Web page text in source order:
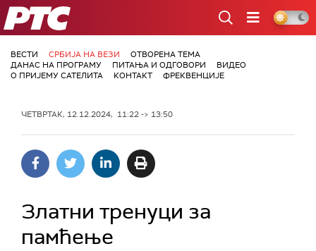
РТС
ВЕСТИ СРБИЈА НА ВЕЗИ
ОТВОРЕНА ТЕМА
ДАНАС НА ПРОГРАМУ
ПИТАЊА И ОДГОВОРИ
ВИДЕО
О ПРИЈЕМУ САТЕЛИТА
КОНТАКТ ФРЕКВЕНЦИЈЕ
ЧЕТВРТАК, 12.12.2024, 11:22 -> 13:50
Златни тренуци за
памћење